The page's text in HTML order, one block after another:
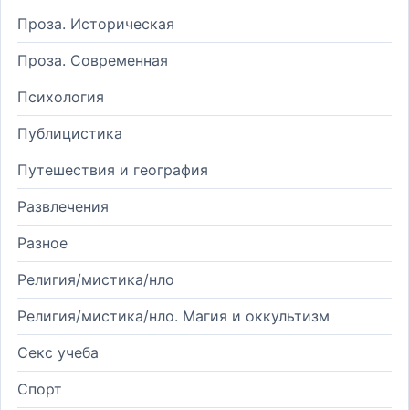
Проза. Историческая
Проза. Современная
Психология
Публицистика
Путешествия и география
Развлечения
Разное
Религия/мистика/нло
Религия/мистика/нло. Магия и оккультизм
Секс учеба
Спорт